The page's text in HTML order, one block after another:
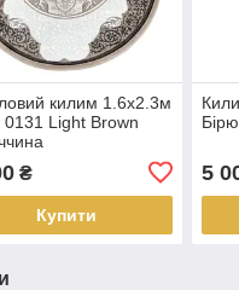
килим 1.6х2.3м
0131 Light Brown
₴
Купити
5